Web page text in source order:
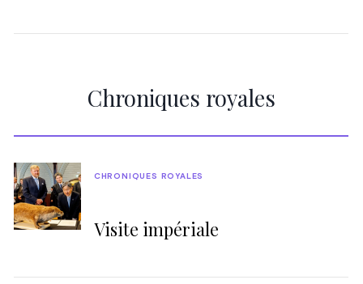
Chroniques royales
Visite impériale
CHRONIQUES ROYALES